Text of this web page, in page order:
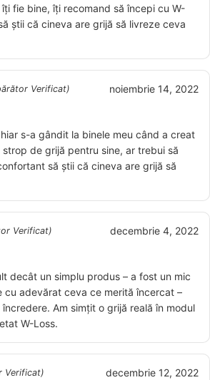
fie bine, îți recomand să începi cu W-
știi că cineva are grijă să livreze ceva
Verificat) noiembrie 14, 2022
s-a gândit la binele meu când a creat
strop de grijă pentru sine, ar trebui să
să știi că cineva are grijă să
Verificat) decembrie 4, 2022
decât un simplu produs – a fost un mic
cu adevărat ceva ce merită încercat –
Am simțit o grijă reală în modul
W-Loss.
Verificat) decembrie 12, 2022